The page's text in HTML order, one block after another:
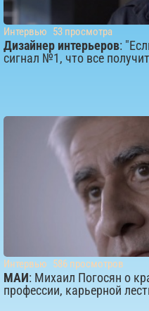
Интервью 53 просмотра
Дизайнер интерьеров:
сигнал №1, что все
Интервью 586 просмотров
МАИ : Михаил Погосян о
профессии, карьерной